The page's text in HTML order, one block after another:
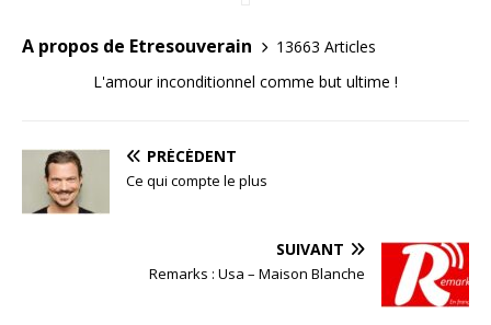
A propos de Etresouverain
13663 Articles
L'amour inconditionnel comme but ultime !
PRÉCÉDENT
Ce qui compte le plus
SUIVANT
Remarks : Usa – Maison Blanche